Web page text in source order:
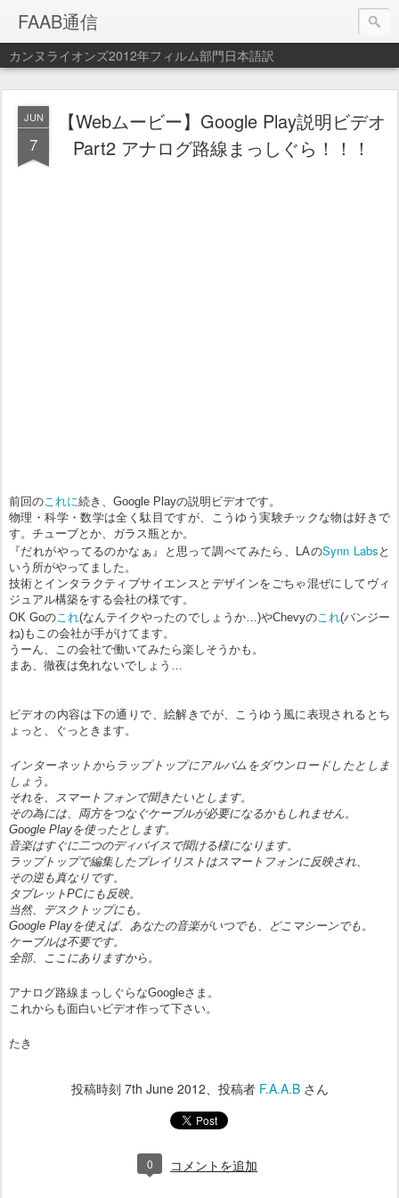
FAAB通信
カンヌライオンズ2012年フィルム部門日本語訳
JUN
7
【Webムービー】Google Play説明ビデオ
Part2 アナログ路線まっしぐら！！！
前回のこれに続き、Google Playの説明ビデオです。
物理・科学・数学は全く駄目ですが、こうゆう実験チックな物は好きで
す。チューブとか、ガラス瓶とか。
『だれがやってるのかなぁ』と思って調べてみたら、
LAのSynn Labs と
いう所がやってました。
技術とインタラクティブサイエンスとデザインをごちゃ混ぜにしてヴィ
ジュアル構築をする会社の様です。
OK Goのこれ(なんテイクやったのでしょうか…)やChevyのこれ(バンジー
ね)もこの会社が手がけてます。
うーん、この会社で働いてみたら楽しそうかも。
まあ、徹夜は免れないでしょう…
ビデオの内容は下の通りで、絵解きでが、こうゆう風に表現されるとち
ょっと、ぐっときます。
インターネットからラップトップにアルバムをダウンロードしたとしま
しょう。
それを、スマートフォンで聞きたいとします。
その為には、両方をつなぐケーブルが必要になるかもしれません。
Google Playを使ったとします。
音楽はすぐに二つのディバイスで聞ける様になります。
ラップトップで編集したプレイリストはスマートフォンに反映され、
その逆も真なりです。
タブレットPCにも反映。
当然、デスクトップにも。
Google Playを使えば、あなたの音楽がいつでも、どこマシーンでも。
ケーブルは不要です。
全部、ここにありますから。
アナログ路線まっしぐらなGoogleさま。
これからも面白いビデオ作って下さい。
たき
投稿時刻 7th June 2012、投稿者 F.A.A.Bさん
0 コメントを追加